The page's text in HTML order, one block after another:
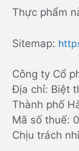
Thực phẩm
Sitemap:
Công ty Cổ
Địa chỉ: Biệt
Thành phố
Mã số thuế:
Chịu trách